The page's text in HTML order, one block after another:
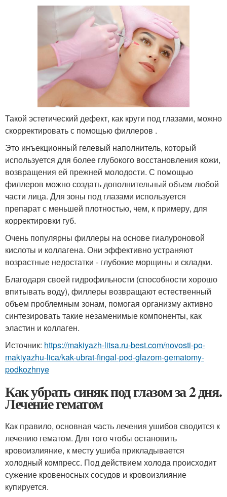
Такой эстетический дефект, как круги под глазами, можно
скорректировать с помощью филлеров .
Это инъекционный гелевый наполнитель, который
используется для более глубокого восстановления кожи,
возвращения ей прежней молодости. С помощью
филлеров можно создать дополнительный объем любой
части лица. Для зоны под глазами используется
препарат с меньшей плотностью, чем, к примеру, для
корректировки губ.
Очень популярны филлеры на основе гиалуроновой
кислоты и коллагена. Они эффективно устраняют
возрастные недостатки - глубокие морщины и складки.
Благодаря своей гидрофильности (способности хорошо
впитывать воду), филлеры возвращают естественный
объем проблемным зонам, помогая организму активно
синтезировать такие незаменимые компоненты, как
эластин и коллаген.
Источник: https://makiyazh-litsa.ru-best.com/novosti-po-
makiyazhu-lica/kak-ubrat-fingal-pod-glazom-gematomy-
podkozhnye
Как убрать синяк под глазом за 2 дня.
Лечение гематом
Как правило, основная часть лечения ушибов сводится к
лечению гематом. Для того чтобы остановить
кровоизлияние, к месту ушиба прикладывается
холодный компресс. Под действием холода происходит
сужение кровеносных сосудов и кровоизлияние
купируется.